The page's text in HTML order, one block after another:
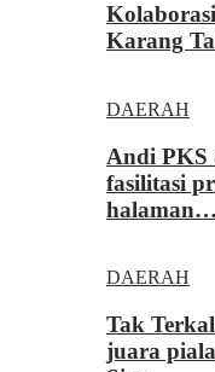
Karang
DAERAH
Andi PKS
fasilitasi
halaman…
DAERAH
Tak
juara